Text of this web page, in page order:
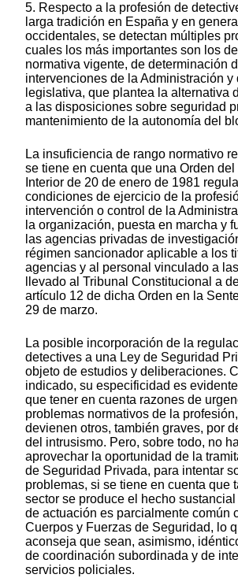
5. Respecto a la profesión de
larga tradición en España y en
occidentales, se detectan múltiples
cuales los más importantes son los
normativa vigente, de determinación
intervenciones de la Administración y
legislativa, que plantea la alternativa
a las disposiciones sobre seguridad
mantenimiento de la autonomía del
La insuficiencia de rango normativo
se tiene en cuenta que una Orden del
Interior de 20 de enero de 1981
condiciones de ejercicio de la
intervención o control de la
la organización, puesta en marcha y
las agencias privadas de
régimen sancionador aplicable a los
agencias y al personal vinculado a
llevado al Tribunal Constitucional a
artículo 12 de dicha Orden en la
29 de marzo.
La posible incorporación de la
detectives a una Ley de Seguridad
objeto de estudios y deliberaciones.
indicado, su especificidad es
que tener en cuenta razones de
problemas normativos de la
devienen otros, también graves, por
del intrusismo. Pero, sobre todo, no
aprovechar la oportunidad de la
de Seguridad Privada, para intentar
problemas, si se tiene en cuenta que
sector se produce el hecho
de actuación es parcialmente común
Cuerpos y Fuerzas de Seguridad, lo
aconseja que sean, asimismo,
de coordinación subordinada y de
servicios policiales.